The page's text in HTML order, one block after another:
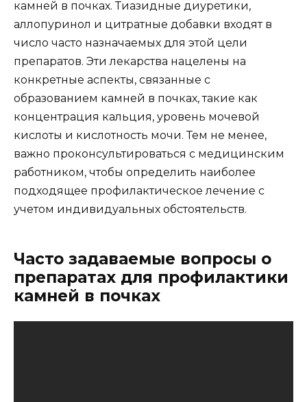
камней в почках. Тиазидные диуретики,
аллопуринол и цитратные добавки входят в
число часто назначаемых для этой цели
препаратов. Эти лекарства нацелены на
конкретные аспекты, связанные с
образованием камней в почках, такие как
концентрация кальция, уровень мочевой
кислоты и кислотность мочи. Тем не менее,
важно проконсультироваться с медицинским
работником, чтобы определить наиболее
подходящее профилактическое лечение с
учетом индивидуальных обстоятельств.
Часто задаваемые вопросы о
препаратах для профилактики
камней в почках